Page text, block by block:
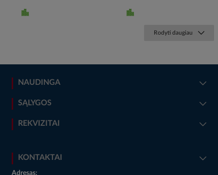
Rodyti daugiau
NAUDINGA
SĄLYGOS
REKVIZITAI
KONTAKTAI
Adresas: